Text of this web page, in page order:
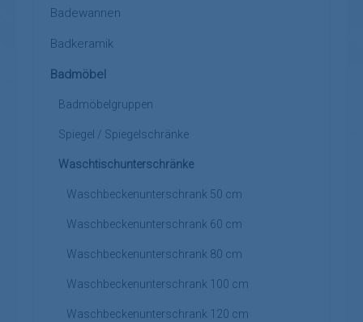
Badewannen
Badkeramik
Badmöbel
Badmöbelgruppen
Spiegel / Spiegelschränke
Waschtischunterschränke
Waschbeckenunterschrank 50 cm
Waschbeckenunterschrank 60 cm
Waschbeckenunterschrank 80 cm
Waschbeckenunterschrank 100 cm
Waschbeckenunterschrank 120 cm